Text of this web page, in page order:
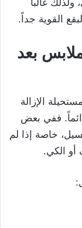
القوية جداً.
بعد
الإزالة
ففي بعض
خاصة إذا لم
أو الكي.